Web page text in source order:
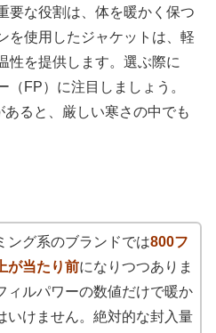
要な役割は、体を暖かく保つ
を使用したジャケットは、軽
性を提供します。選ぶ際に
（FP）に注目しましょう。
ると、厳しい寒さの中でも
ング系のブランドでは800フ
が当たり前になりつつありま
ィルパワーの数値だけで暖か
いけません。絶対的な封入量